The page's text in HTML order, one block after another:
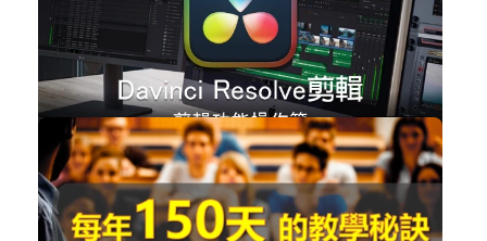
購買後有效期限：課程下架時
13385
NT$2,500
Davinci Resolve剪輯-剪輯功能操作篇
設計工具 加入購物車
購買後有效期限：課程下架時